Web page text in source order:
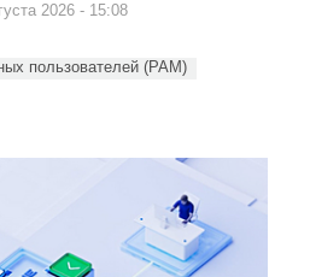
2026 - 15:08
пользователей (PAM)